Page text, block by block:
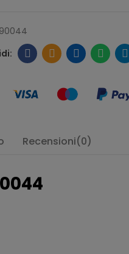
Recensioni(0)